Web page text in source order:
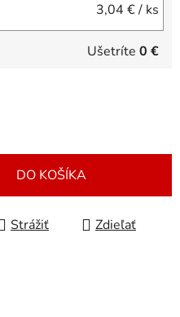
3,04 €/ ks
Ušetríte 0 €
DO KOŠÍKA
Strážiť Zdieľať